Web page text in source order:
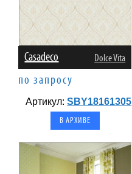
Casadeco Dolce Vita
по запросу
Артикул:SBY18161305
В АРХИВЕ